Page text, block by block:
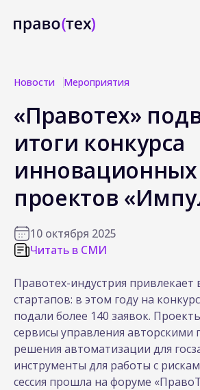
Новости Мероприятия
«Правотех»
итоги конкурса
инновационных
проектов
10 октября 2025
Читать в СМИ
Правотех-индустрия привлекает
стартапов: в этом году на
подали более 140 заявок.
сервисы управления авторскими
решения автоматизации для
инструменты для работы с
сессия прошла на форуме